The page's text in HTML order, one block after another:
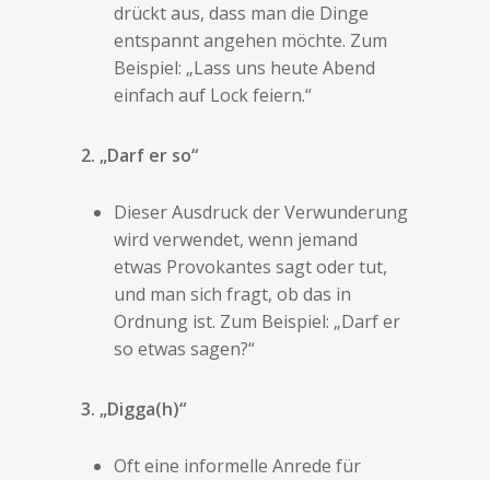
drückt aus, dass man die Dinge
entspannt angehen möchte. Zum
Beispiel: „Lass uns heute Abend
einfach auf Lock feiern.“
2. „Darf er so“
Dieser Ausdruck der Verwunderung
wird verwendet, wenn jemand
etwas Provokantes sagt oder tut,
und man sich fragt, ob das in
Ordnung ist. Zum Beispiel: „Darf er
so etwas sagen?“
3. „Digga(h)“
Oft eine informelle Anrede für